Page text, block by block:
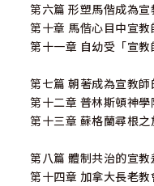
第六篇 形塑馬偕成為
第十章 馬偕心目中宣教
第十一章 自幼受「宣
第七篇 朝著成為宣教
第十二章 普林斯頓神學
第十三章 蘇格蘭尋根之
第八篇 體制共治的宣教
第十四章 加拿大長老